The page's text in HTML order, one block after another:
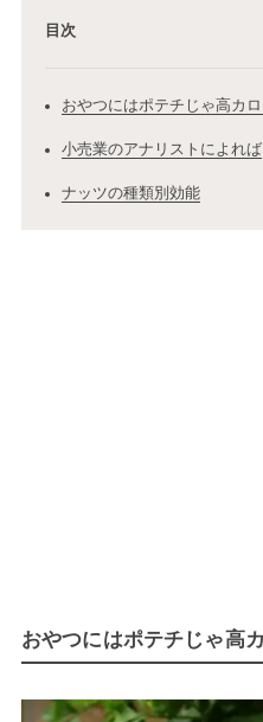
目次
おやつにはポテチじゃ高カ
小売業のアナリストによれば
ナッツの種類別効能
おやつにはポテチじゃ高